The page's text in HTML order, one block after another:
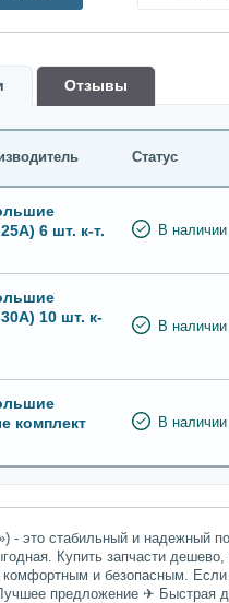
Oтзывы
Статус
6 шт. к-т.
В наличии
10 шт. к-
В наличии
комплект
В наличии
это стабильный и надежный
Купить запчасти
и безопасным.
предложение ✈ Быстрая